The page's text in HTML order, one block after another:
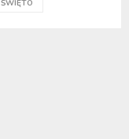
ŚWIĘTO